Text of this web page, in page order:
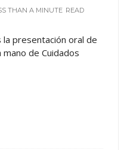
THAN A MINUTE READ
la presentación oral de
de Cuidados